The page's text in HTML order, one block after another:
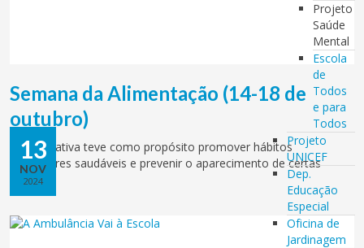
Projeto
Saúde
Mental
Escola
de
Todos
e para
Todos
Projeto
UNICEF
Dep.
Educação
Especial
Oficina de
Jardinagem
13
NOV
2024
Semana da Alimentação (14-18 de
outubro)
Esta iniciativa teve como propósito promover hábitos
alimentares saudáveis e prevenir o aparecimento de certas
doenças.